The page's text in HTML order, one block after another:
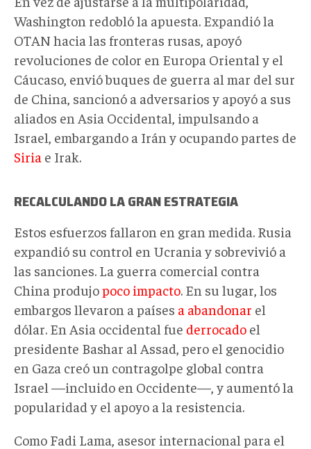
Washington redobló la apuesta. Expandió la
OTAN hacia las fronteras rusas, apoyó
revoluciones de color en Europa Oriental y el
Cáucaso, envió buques de guerra al mar del sur
de China, sancionó a adversarios y apoyó a sus
aliados en Asia Occidental, impulsando a
Israel, embargando a Irán y ocupando partes de
Siria e Irak.
RECALCULANDO LA GRAN ESTRATEGIA
Estos esfuerzos fallaron en gran medida. Rusia
expandió su control en Ucrania y sobrevivió a
las sanciones. La guerra comercial contra
China produjopoco impacto. En su lugar, los
embargos llevaron a países a abandonar el
dólar. En Asia occidental fue derrocado el
presidente Bashar al Assad, pero el genocidio
en Gaza creó un contragolpe global contra
Israel —incluido en Occidente—, y aumentó la
popularidad y el apoyo a la resistencia.
Como Fadi Lama, asesor internacional para el